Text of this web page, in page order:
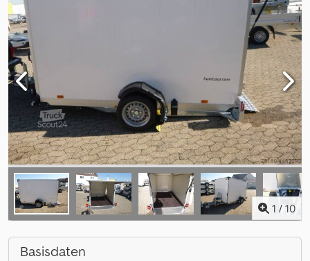
1 / 10
Basisdaten